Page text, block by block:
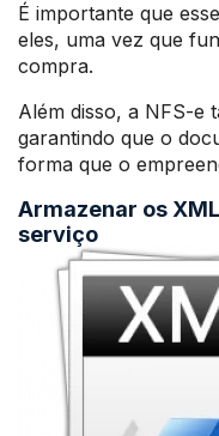
É importante que
eles, uma vez que
compra.
Além disso, a NFS-e
garantindo que o
forma que o
Armazenar os
serviço